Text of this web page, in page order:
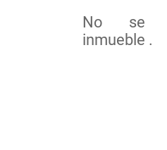
No se
inmueble .